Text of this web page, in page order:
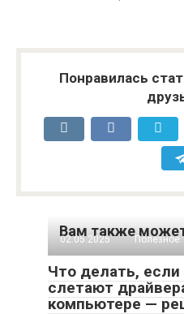
Понравилась
Вам также
02.05.2025 Полезное
Что делать, если
слетают
компьютере —